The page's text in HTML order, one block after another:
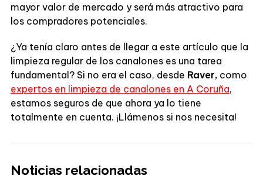
mayor valor de mercado y será más atractivo para
los compradores potenciales.
¿Ya tenía claro antes de llegar a este artículo que la
limpieza regular de los canalones es una tarea
fundamental? Si no era el caso, desde Raver,como
expertos en limpieza de canalones en A Coruña,
estamos seguros de que ahora ya lo tiene
totalmente en cuenta. ¡Llámenos si nos necesita!
Noticias relacionadas